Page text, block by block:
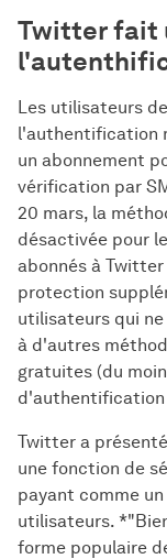
Twitter fait
Les utilisateurs
l'authentification
un abonnement
vérification par
20 mars, la
désactivée pour
abonnés à
protection
utilisateurs qui
à d'autres
gratuites (du
d'authentification
Twitter a
une fonction de
payant comme
utilisateurs.
forme populaire